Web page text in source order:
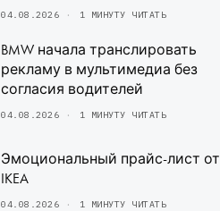
04.08.2026 1 МИНУТУ ЧИТАТЬ
BMW начала транслировать
рекламу в мультимедиа без
согласия водителей
04.08.2026 1 МИНУТУ ЧИТАТЬ
Эмоциональный прайс-лист от
IKEA
04.08.2026 1 МИНУТУ ЧИТАТЬ